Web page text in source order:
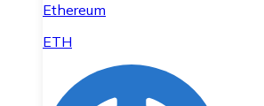
Ethereum
ETH